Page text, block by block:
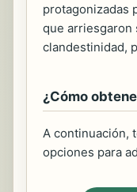
protagonizadas
que arriesgaron
clandestinidad,
¿Cómo
A continuación,
opciones para